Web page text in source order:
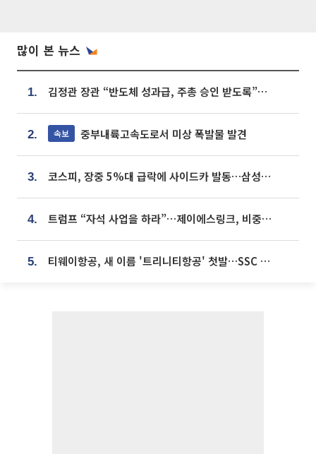
많이 본 뉴스
1. 김정관 장관 “반도체 성과급, 주총 승인 받도록”…상법·자본시장법 개정 시사
2. 속보 중부내륙고속도로서 미상 폭발물 발견
3. 코스피, 장중 5%대 급락에 사이드카 발동…삼성·SK 동반 폭락
4. 트럼프 “자석 사업을 하라”…제이에스링크, 비중국 영구자석 공급망 구축 속도
5. 티웨이항공, 새 이름 '트리니티항공' 첫발…SSC 전략 본격화